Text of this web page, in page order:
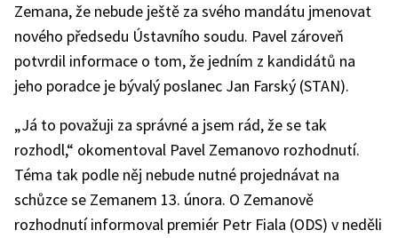
Zemana, že nebude ještě za svého mandátu jmenovat
nového předsedu Ústavního soudu. Pavel zároveň
potvrdil informace o tom, že jedním z kandidátů na
jeho poradce je bývalý poslanec Jan Farský (STAN).
„Já to považuji za správné a jsem rád, že se tak
rozhodl,“ okomentoval Pavel Zemanovo rozhodnutí.
Téma tak podle něj nebude nutné projednávat na
schůzce se Zemanem 13. února. O Zemanově
rozhodnutí informoval premiér Petr Fiala (ODS) v neděli